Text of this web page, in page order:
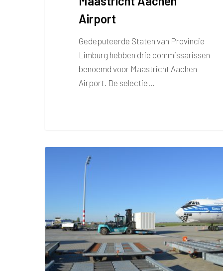
Airport
Gedeputeerde Staten van Provincie
Limburg hebben drie commissarissen
benoemd voor Maastricht Aachen
Airport. De selectie…